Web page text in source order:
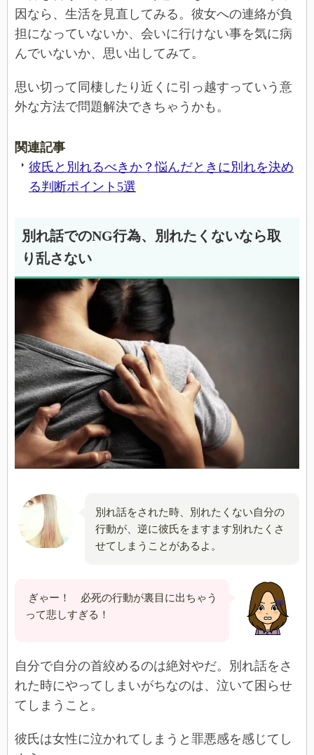
因なら、生活を見直してみる。彼女への連絡が負
担になっていないか、会いに行けない事を気に病
んでいないか、思い出してみて。
思い切って同棲したり近くに引っ越すっていう意
外な方法で問題解決できちゃうかも。
関連記事
彼氏と別れるべきか？悩んだときに別れを決め
る判断ポイント5選
別れ話でのNG行為、別れたくないなら取
り乱さない
別れ話をされた時、別れたくない自分の
行動が、逆に彼氏をますます別れたくさ
せてしまうことがあるよ。
ぎゃー！ 必死の行動が裏目に出ちゃう
って悲しすぎる！
自分で自分の首絞めるのは絶対やだ。別れ話をさ
れた時にやってしまいがちなのは、泣いて困らせ
てしまうこと。
彼氏は女性に泣かれてしまうと罪悪感を感じてし